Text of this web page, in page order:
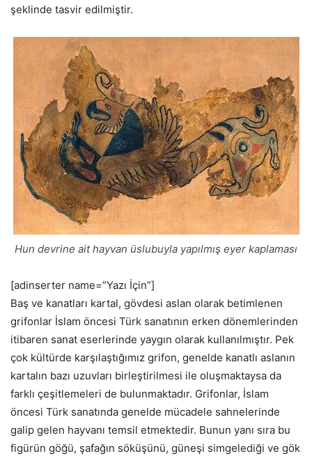
şeklinde tasvir edilmiştir.
Hun devrine ait hayvan üslubuyla yapılmış eyer kaplaması
[adinserter name=”Yazı İçin”]
Baş ve kanatları kartal, gövdesi aslan olarak betimlenen
grifonlar İslam öncesi Türk sanatının erken dönemlerinden
itibaren sanat eserlerinde yaygın olarak kullanılmıştır. Pek
çok kültürde karşılaştığımız grifon, genelde kanatlı aslanın
kartalın bazı uzuvları birleştirilmesi ile oluşmaktaysa da
farklı çeşitlemeleri de bulunmaktadır. Grifonlar, İslam
öncesi Türk sanatında genelde mücadele sahnelerinde
galip gelen hayvanı temsil etmektedir. Bunun yanı sıra bu
figürün göğü, şafağın söküşünü, güneşi simgelediği ve gök